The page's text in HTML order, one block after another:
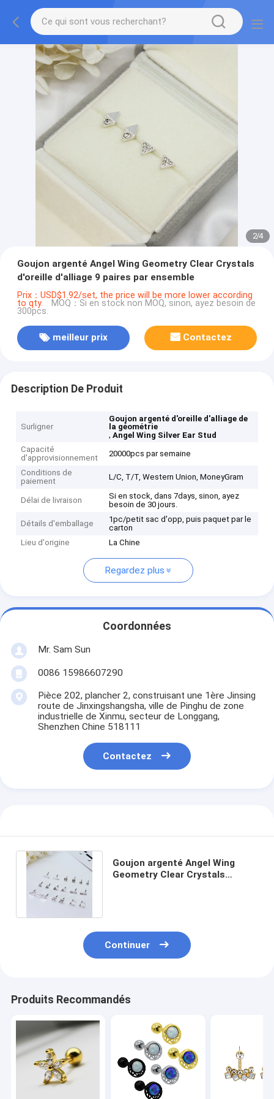
2/4
Goujon argenté Angel Wing Geometry Clear Crystals
d'oreille d'alliage 9 paires par ensemble
Prix：USD$1.92/set, the price will be more lower according
to qty. MOQ：Si en stock non MOQ, sinon, ayez besoin de
300pcs.
meilleur prix Contactez
Description De Produit
Surligner
Goujon argenté d'oreille d'alliage de
la géométrie
,Angel Wing Silver Ear Stud
Capacité
d'approvisionnement
20000pcs par semaine
Conditions de
paiement
L/C, T/T, Western Union, MoneyGram
Délai de livraison
Si en stock, dans 7days, sinon, ayez
besoin de 30 jours.
Détails d'emballage
1pc/petit sac d'opp, puis paquet par le
carton
Lieu d'origine
La Chine
Regardez plus
Coordonnées
Mr. Sam Sun
0086 15986607290
Pièce 202, plancher 2, construisant une 1ère Jinsing
route de Jinxingshangsha, ville de Pinghu de zone
industrielle de Xinmu, secteur de Longgang,
Shenzhen Chine 518111
Contactez
Goujon argenté Angel Wing
Geometry Clear Crystals
Continuer
Produits Recommandés